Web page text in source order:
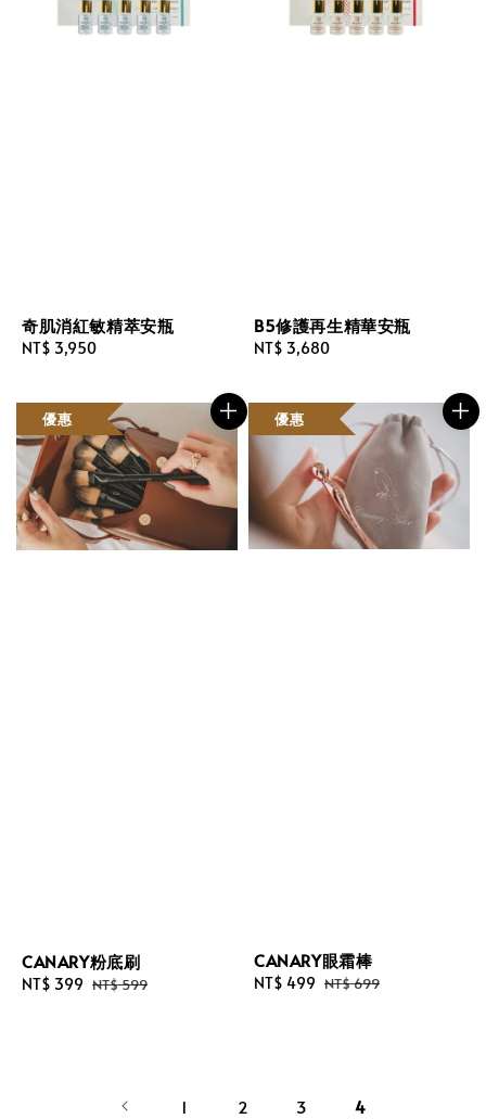
奇肌消紅敏精萃安瓶
Regular
NT$ 3,950
B5修護再生精華安瓶
Regular
NT$ 3,680
優惠
CANARY粉底刷
Sale
NT$ 399 Regular
NT$ 599
優惠
CANARY眼霜棒
Sale
NT$ 499 Regular
NT$ 699
1 2 3 4